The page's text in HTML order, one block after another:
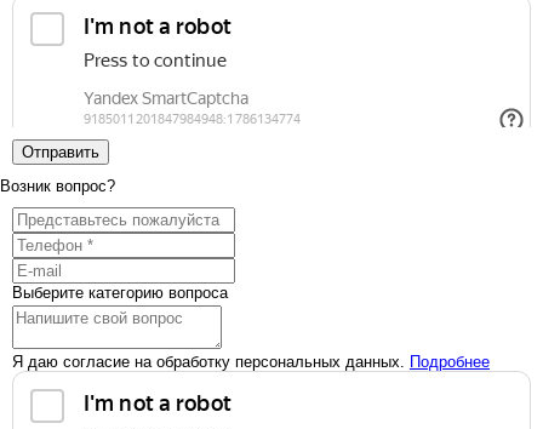
Отправить
Возник вопрос?
Выберите категорию вопроса
Я даю согласие на обработку персональных данных. Подробнее